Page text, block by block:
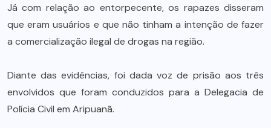
Já com relação ao entorpecente, os rapazes disseram
que eram usuários e que não tinham a intenção de fazer
a comercialização ilegal de drogas na região.
Diante das evidências, foi dada voz de prisão aos três
envolvidos que foram conduzidos para a Delegacia de
Polícia Civil em Aripuanã.